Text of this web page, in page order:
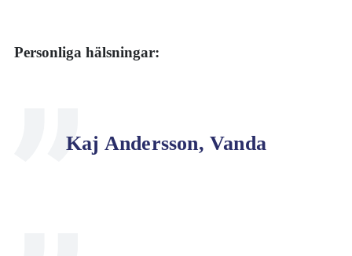
Personliga hälsningar:
Kaj Andersson, Vanda